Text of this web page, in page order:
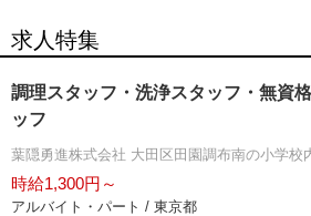
求人特集
調理スタッフ・洗浄スタッフ・無資
ッフ
葉隠勇進株式会社 大田区田園調布南の小学校
時給1,300円～
アルバイト・パート / 東京都